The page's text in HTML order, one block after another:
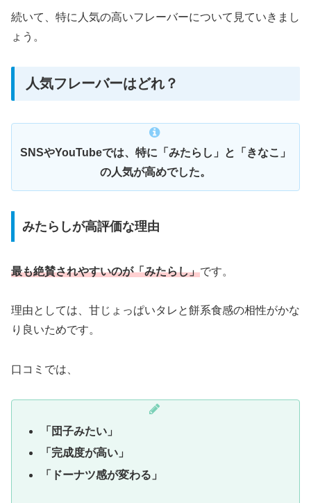
続いて、特に人気の高いフレーバーについて見ていきまし
ょう。
人気フレーバーはどれ？
SNSやYouTubeでは、特に「みたらし」と「きなこ」
の人気が高めでした。
みたらしが高評価な理由
最も絶賛されやすいのが「みたらし」です。
理由としては、甘じょっぱいタレと餅系食感の相性がかな
り良いためです。
口コミでは、
「団子みたい」
「完成度が高い」
「ドーナツ感が変わる」